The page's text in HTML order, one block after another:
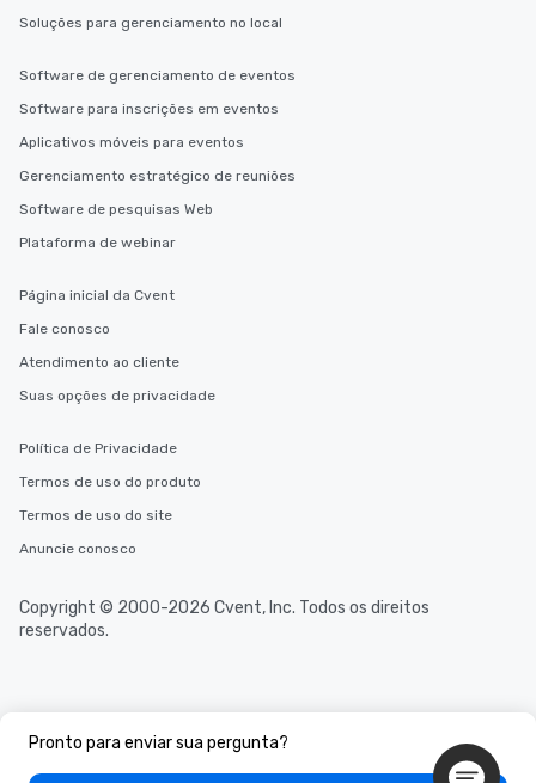
Pronto para enviar sua pergunta?
Soluções para gerenciamento no local
Software de gerenciamento de eventos
Software para inscrições em eventos
Aplicativos móveis para eventos
Gerenciamento estratégico de reuniões
Software de pesquisas Web
Plataforma de webinar
Página inicial da Cvent
Fale conosco
Atendimento ao cliente
Suas opções de privacidade
Política de Privacidade
Termos de uso do produto
Termos de uso do site
Anuncie conosco
Copyright © 2000-2026 Cvent, Inc. Todos os direitos
reservados.